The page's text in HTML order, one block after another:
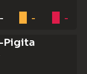
- - -
Pigita